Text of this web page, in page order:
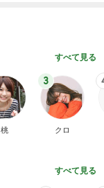
すべて見る
桃
3
クロ
すべて見る